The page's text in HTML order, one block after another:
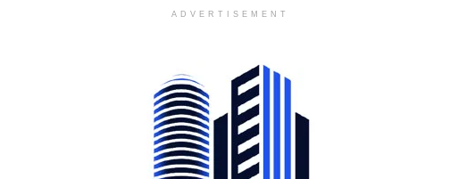
ADVERTISEMENT